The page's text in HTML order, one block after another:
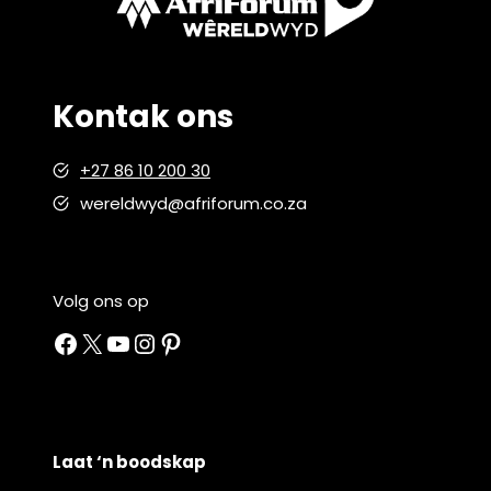
Kontak ons
+27 86 10 200 30
wereldwyd@afriforum.co.za
Volg ons op
Facebook
X YouTube
Instagram
Pinterest
Laat ‘n boodskap